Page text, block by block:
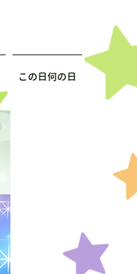
この日何の日